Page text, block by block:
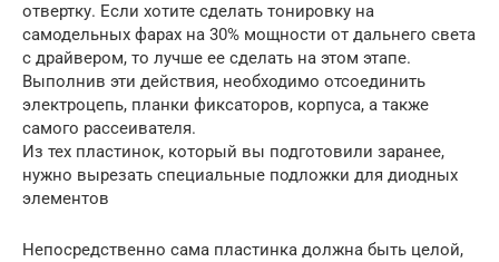
отвертку. Если хотите сделать тонировку на
самодельных фарах на 30% мощности от дальнего света
с драйвером, то лучше ее сделать на этом этапе.
Выполнив эти действия, необходимо отсоединить
электроцепь, планки фиксаторов, корпуса, а также
самого рассеивателя.
Из тех пластинок, который вы подготовили заранее,
нужно вырезать специальные подложки для диодных
элементов
Непосредственно сама пластинка должна быть целой,